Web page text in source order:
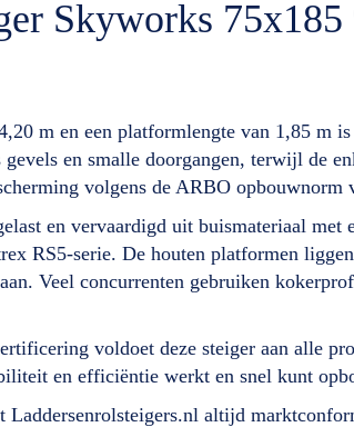
Skyworks
m en een platformlengte van 1,85 m
en smalle doorgangen, terwijl de
volgens de ARBO opbouwnorm
en vervaardigd uit buismateriaal
RS5-serie. De houten platformen
Veel concurrenten gebruiken
voldoet deze steiger aan alle
en efficiëntie werkt en snel kunt
altijd